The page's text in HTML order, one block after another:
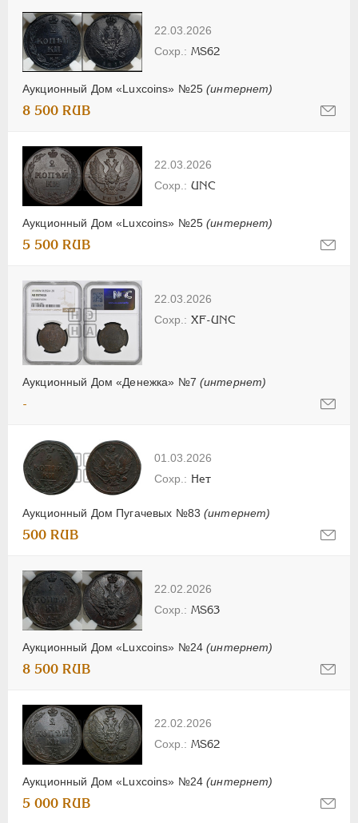
22.03.2026
Аукционный Дом «Luxcoins» №25(интернет)
MS62
8 500 RUB
22.03.2026
Аукционный Дом «Luxcoins» №25(интернет)
UNC
5 500 RUB
22.03.2026
Аукционный Дом «Денежка» №7 (интернет)
XF-UNC
-
01.03.2026
Аукционный Дом Пугачевых №83(интернет)
Нет
500 RUB
22.02.2026
Аукционный Дом «Luxcoins» №24(интернет)
MS63
8 500 RUB
22.02.2026
Аукционный Дом «Luxcoins» №24(интернет)
MS62
5 000 RUB